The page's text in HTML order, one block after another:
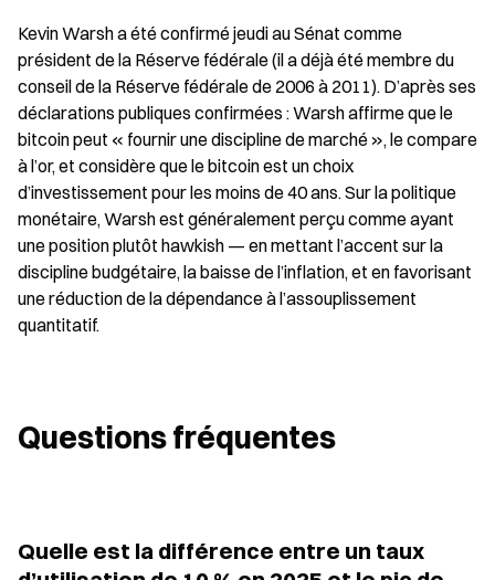
Kevin Warsh a été confirmé jeudi au Sénat comme
président de la Réserve fédérale (il a déjà été membre du
conseil de la Réserve fédérale de 2006 à 2011). D’après ses
déclarations publiques confirmées : Warsh affirme que le
bitcoin peut « fournir une discipline de marché », le compare
à l’or, et considère que le bitcoin est un choix
d’investissement pour les moins de 40 ans. Sur la politique
monétaire, Warsh est généralement perçu comme ayant
une position plutôt hawkish — en mettant l’accent sur la
discipline budgétaire, la baisse de l’inflation, et en favorisant
une réduction de la dépendance à l’assouplissement
quantitatif.
Questions fréquentes
Quelle est la différence entre un taux